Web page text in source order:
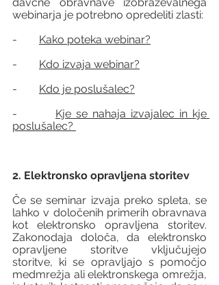
webinarja je potrebno opredeliti zlasti:
- Kako poteka webinar?
- Kdo izvaja webinar?
- Kdo je poslušalec?
- Kje se nahaja izvajalec in kje
poslušalec?
2. Elektronsko opravljena storitev
Če se seminar izvaja preko spleta, se
lahko v določenih primerih obravnava
kot elektronsko opravljena storitev.
Zakonodaja določa, da elektronsko
opravljene storitve vključujejo
storitve, ki se opravljajo s pomočjo
medmrežja ali elektronskega omrežja,